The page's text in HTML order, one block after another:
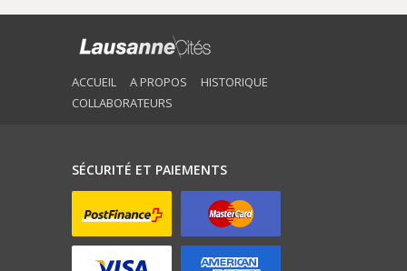
ACCUEIL A PROPOS
HISTORIQUE
COLLABORATEURS
SÉCURITÉ ET PAIEMENTS